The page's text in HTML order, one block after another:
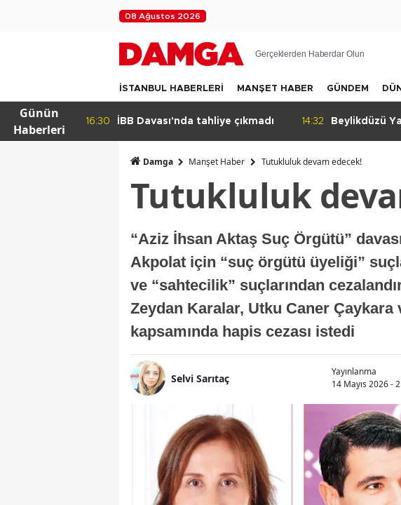
08 Ağustos 2026
Gerçeklerden Haberdar Olun
İSTANBUL HABERLERİ MANŞET HABER GÜNDEM
Günün
Haberleri
14:32
Beylikdüzü Yakuplu'da daralan
20:43
Damga Manşet Haber Tutukluluk devam edecek!
Tutukluluk
“Aziz İhsan Aktaş Suç Örgütü”
Akpolat için “suç örgütü üyeliği”
ve “sahtecilik” suçlarından
Zeydan Karalar, Utku Caner
kapsamında hapis cezası istedi
Selvi Sarıtaç
Yayınlanma
14 Mayıs 2026 -